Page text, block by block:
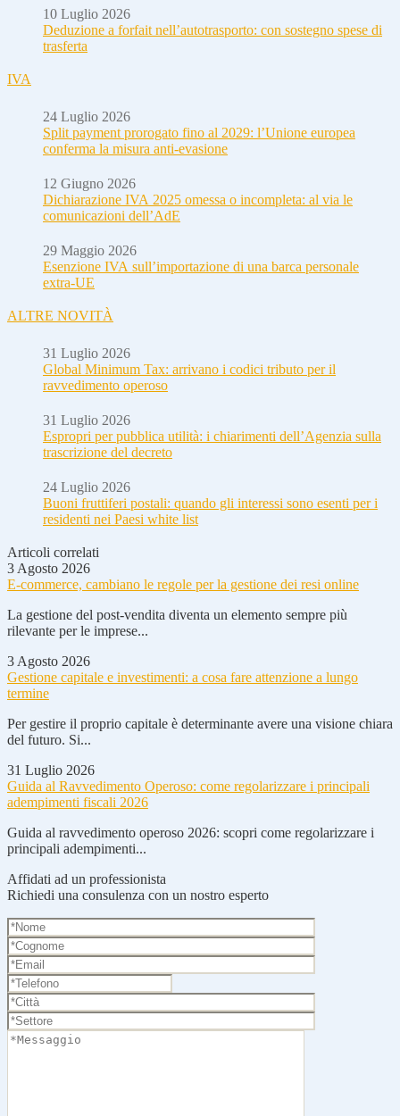
10 Luglio 2026
Deduzione a forfait nell’autotrasporto: con sostegno spese di
trasferta
IVA
24 Luglio 2026
Split payment prorogato fino al 2029: l’Unione europea
conferma la misura anti-evasione
12 Giugno 2026
Dichiarazione IVA 2025 omessa o incompleta: al via le
comunicazioni dell’AdE
29 Maggio 2026
Esenzione IVA sull’importazione di una barca personale
extra-UE
ALTRE NOVITÀ
31 Luglio 2026
Global Minimum Tax: arrivano i codici tributo per il
ravvedimento operoso
31 Luglio 2026
Espropri per pubblica utilità: i chiarimenti dell’Agenzia sulla
trascrizione del decreto
24 Luglio 2026
Buoni fruttiferi postali: quando gli interessi sono esenti per i
residenti nei Paesi white list
Articoli correlati
3 Agosto 2026
E-commerce, cambiano le regole per la gestione dei resi online
La gestione del post-vendita diventa un elemento sempre più
rilevante per le imprese...
3 Agosto 2026
Gestione capitale e investimenti: a cosa fare attenzione a lungo
termine
Per gestire il proprio capitale è determinante avere una visione chiara
del futuro. Si...
31 Luglio 2026
Guida al Ravvedimento Operoso: come regolarizzare i principali
adempimenti fiscali 2026
Guida al ravvedimento operoso 2026: scopri come regolarizzare i
principali adempimenti...
Affidati ad un professionista
Richiedi una consulenza con un nostro esperto